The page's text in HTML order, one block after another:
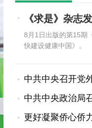
《求是》杂志
8月1日出版的第15期
快建设健康中国》。
中共中央召开党
中共中央政治局
更好凝聚侨心侨